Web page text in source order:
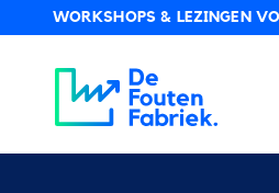
WORKSHOPS & LEZINGEN